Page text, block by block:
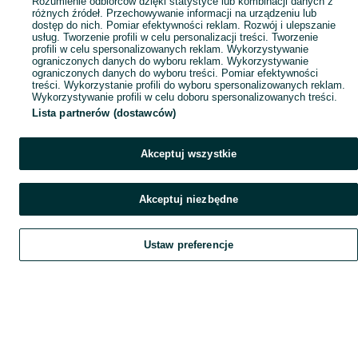
Szukaj Obserwujesz Dodaj Czat Konto
różnych źródeł. Przechowywanie informacji na urządzeniu lub
dostęp do nich. Pomiar efektywności reklam. Rozwój i ulepszanie
usług. Tworzenie profili w celu personalizacji treści. Tworzenie
profili w celu spersonalizowanych reklam. Wykorzystywanie
ograniczonych danych do wyboru reklam. Wykorzystywanie
ograniczonych danych do wyboru treści. Pomiar efektywności
treści. Wykorzystanie profili do wyboru spersonalizowanych reklam.
Wykorzystywanie profili w celu doboru spersonalizowanych treści.
Lista partnerów (dostawców)
Akceptuj wszystkie
Akceptuj niezbędne
Ustaw preferencje